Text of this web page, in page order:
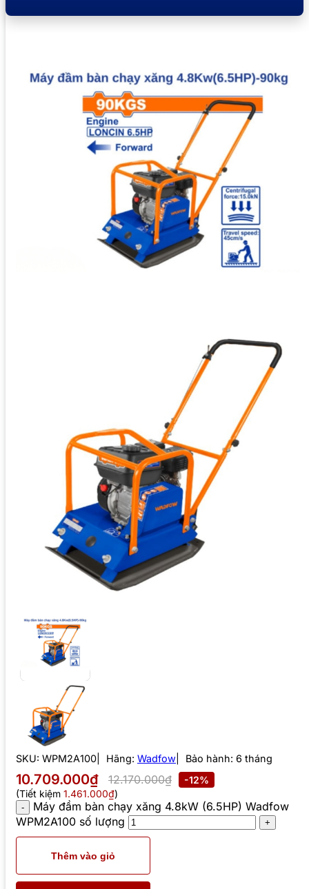
SKU: WPM2A100 Hãng: Wadfow Bảo hành: 6 tháng
10.709.000₫ 12.170.000₫
-12%
(Tiết kiệm 1.461.000₫)
Máy đầm bàn chạy xăng 4.8kW (6.5HP) Wadfow
WPM2A100 số lượng
Thêm vào giỏ